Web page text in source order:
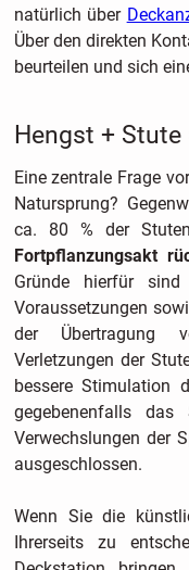
natürlich über
Über den direkten
beurteilen und sich
Hengst + Stute
Eine zentrale Frage
Natursprung?
ca. 80 % der
Fortpflanzungsakt
Gründe hierfür
Voraussetzungen
der Übertragung
Verletzungen der
bessere Stimulation
gegebenenfalls das
Verwechslungen der
ausgeschlossen.
Wenn Sie die
Ihrerseits zu